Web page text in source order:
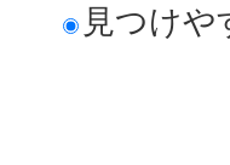
見つけや